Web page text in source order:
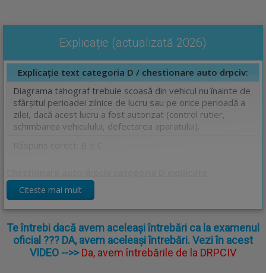
Explicație (actualizată 2026)
Explicație text categoria D / chestionare auto drpciv:
Diagrama tahograf trebuie scoasă din vehicul nu înainte de
sfârşitul perioadei zilnice de lucru sau pe orice perioadă a
zilei, dacă acest lucru a fost autorizat (control rutier,
schimbarea vehiculului, defectarea aparatului).
Răspuns corect: B și C
Citeste mai mult
Te întrebi dacă avem aceleași întrebări ca la examenul
oficial ??? DA, avem aceleași întrebări. Vezi în acest
VIDEO -->>Da, avem întrebările de la DRPCIV